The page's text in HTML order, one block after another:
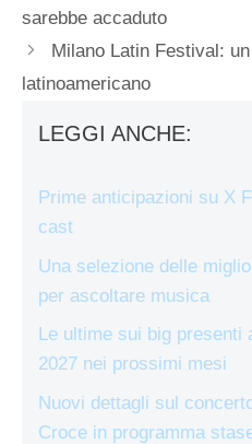
sarebbe accaduto
Milano Latin Festival:
latinoamericano
LEGGI ANCHE:
Prime anticipazioni su X
cast
Una selezione delle
per ascoltare musica
Le ultime sui big presenti
2027 nei prossimi mesi
Nuovi dettagli sul
Croce in programma